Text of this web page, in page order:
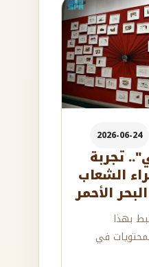
2026-06-24
تجربة
الشعاب
الأحمر
بهذا
في